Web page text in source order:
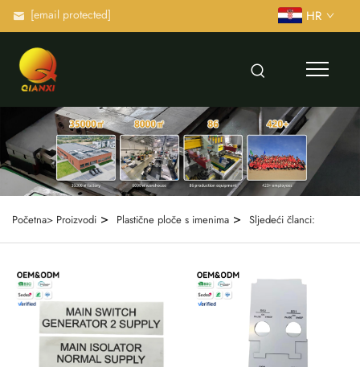
[email protected] HR
Početna> Proizvodi > Plastične ploče s imenima > Sljedeći članci: